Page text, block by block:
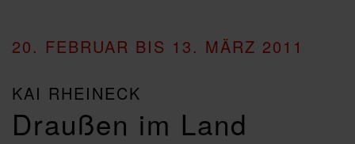
20. FEBRUAR BIS 13. MÄRZ 2011
KAI RHEINECK
Draußen im Land